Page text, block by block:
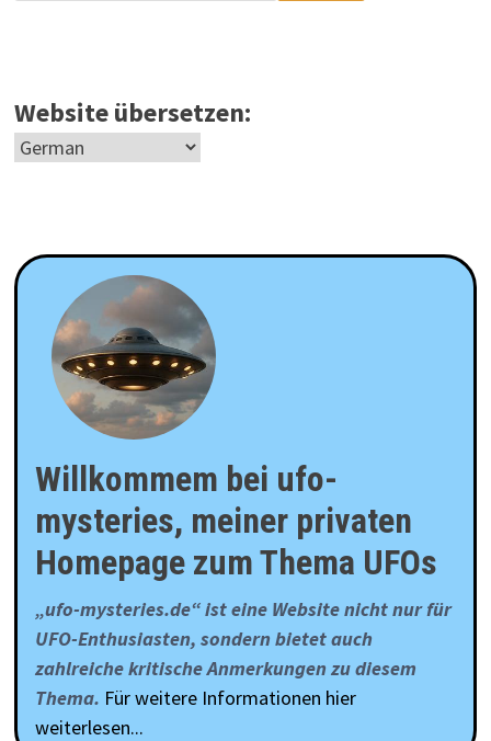
Website übersetzen:
Willkommem bei ufo-
mysteries, meiner privaten
Homepage zum Thema UFOs
„ufo-mysteries.de“ ist eine Website nicht nur für
UFO-Enthusiasten, sondern bietet auch
zahlreiche kritische Anmerkungen zu diesem
Thema. Für weitere Informationen hier
weiterlesen...